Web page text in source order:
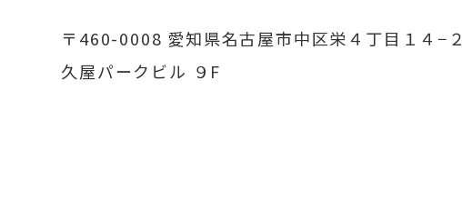
〒460-0008 愛知県名古屋市中区栄４丁目１４−２
久屋パークビル ９F